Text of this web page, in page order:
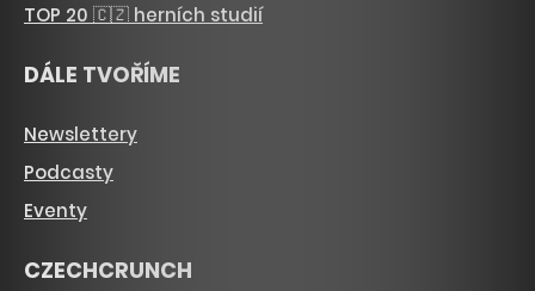
TOP 20 🇨🇿 herních studií
DÁLE TVOŘÍME
Newslettery
Podcasty
Eventy
CZECHCRUNCH